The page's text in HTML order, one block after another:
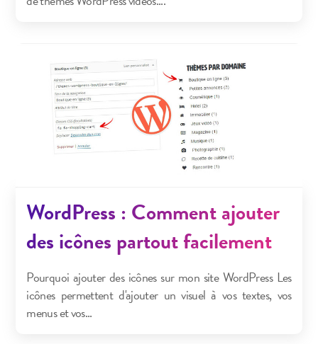
WordPress : Comment ajouter
des icônes partout facilement
Pourquoi ajouter des icônes sur mon site WordPress Les
icônes permettent d'ajouter un visuel à vos textes, vos
menus et vos...